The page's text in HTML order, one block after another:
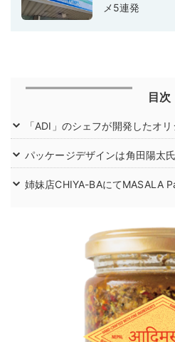
メ5連発
目次
「ADI」のシェフが開発したオ
パッケージデザインは角田陽太氏
姉妹店CHIYA-BAにてMASALA